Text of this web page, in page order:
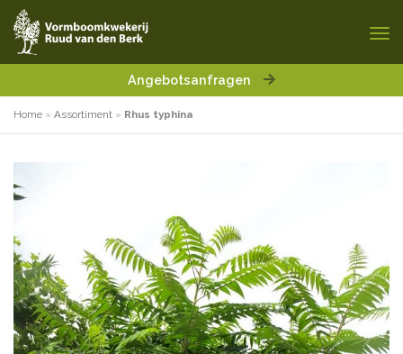
Angebotsanfragen
Home » Assortiment » Rhus typhina